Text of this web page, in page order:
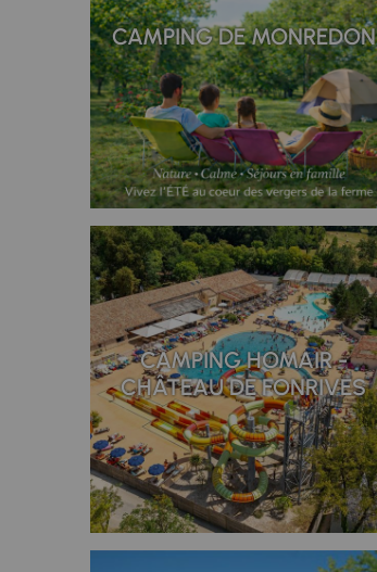
CAMPING DE MONREDON
CAMPING HOMAIR -
CHÂTEAU DE FONRIVES